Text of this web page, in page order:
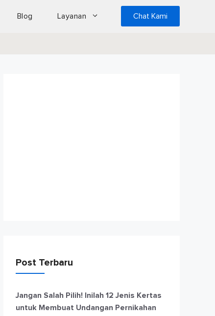
Blog Layanan Chat Kami
Post Terbaru
Jangan Salah Pilih! Inilah 12 Jenis Kertas
untuk Membuat Undangan Pernikahan